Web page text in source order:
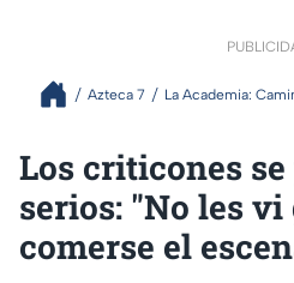
Azteca 7 La Academia:
Los criticones
serios: "No les vi
comerse el